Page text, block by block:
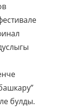
булды.